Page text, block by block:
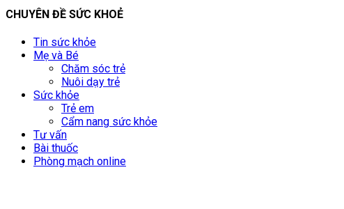
CHUYÊN ĐỀ SỨC KHOẺ
Tin sức khỏe
Mẹ và Bé
Chăm sóc trẻ
Nuôi dạy trẻ
Sức khỏe
Trẻ em
Cẩm nang sức khỏe
Tư vấn
Bài thuốc
Phòng mạch online